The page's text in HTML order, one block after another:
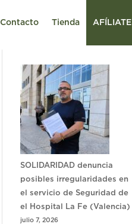
Contacto Tienda AFÍLIATE
SOLIDARIDAD denuncia
posibles irregularidades en
el servicio de Seguridad de
el Hospital La Fe (Valencia)
julio 7, 2026